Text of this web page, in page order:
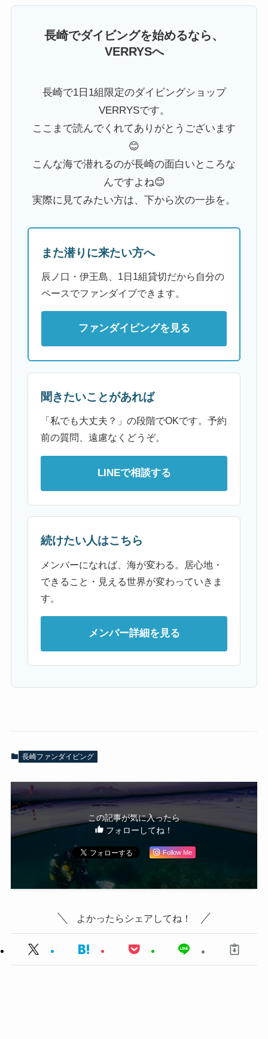
長崎でダイビングを始めるなら、
VERRYSへ
長崎で1日1組限定のダイビングショップ
VERRYSです。
ここまで読んでくれてありがとうございます
😊
こんな海で潜れるのが長崎の面白いところな
んですよね😊
実際に見てみたい方は、下から次の一歩を。
また潜りに来たい方へ
辰ノ口・伊王島、1日1組貸切だから自分の
ペースでファンダイブできます。
ファンダイビングを見る
聞きたいことがあれば
「私でも大丈夫？」の段階でOKです。予約
前の質問、遠慮なくどうぞ。
LINEで相談する
続けたい人はこちら
メンバーになれば、海が変わる。居心地・
できること・見える世界が変わっていきま
す。
メンバー詳細を見る
長崎ファンダイビング
この記事が気に入ったら
フォローしてね！
Follow Me
よかったらシェアしてね！